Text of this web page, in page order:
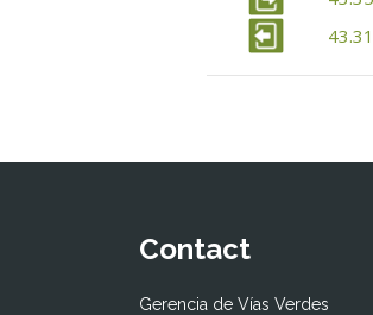
Contact
Gerencia de Vías Verdes